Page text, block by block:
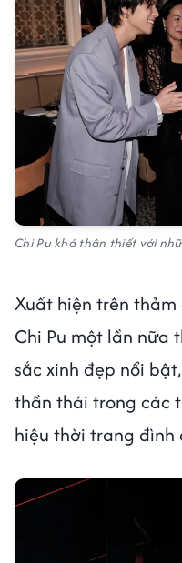
Chi Pu khá thân thiết với
Xuất hiện trên
Chi Pu một lần nữa
sắc xinh đẹp nổi
thần thái trong các
hiệu thời trang đình